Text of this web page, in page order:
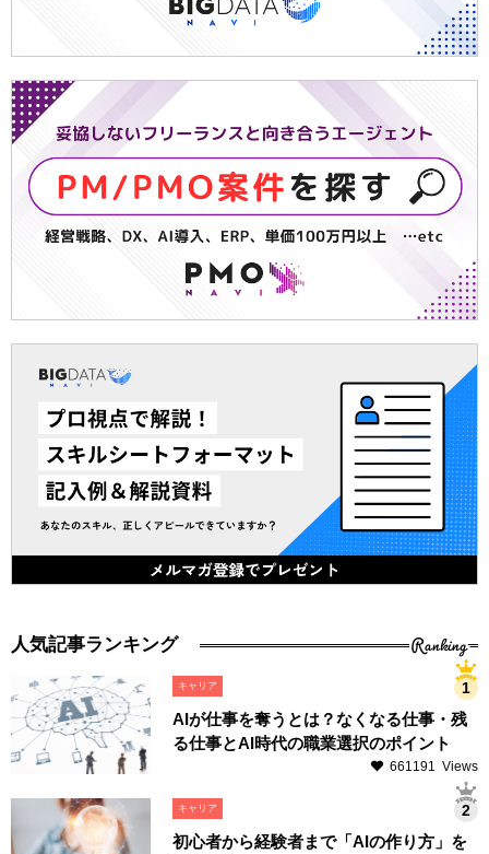
人気記事ランキング Ranking
キャリア
AIが仕事を奪うとは？なくなる仕事・残
る仕事とAI時代の職業選択のポイント
661191 Views
キャリア
初心者から経験者まで「AIの作り方」を